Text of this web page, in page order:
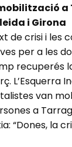
i Girona
de crisi i les
per a les
recuperés
L’Esquerra
van
a
“Dones, la